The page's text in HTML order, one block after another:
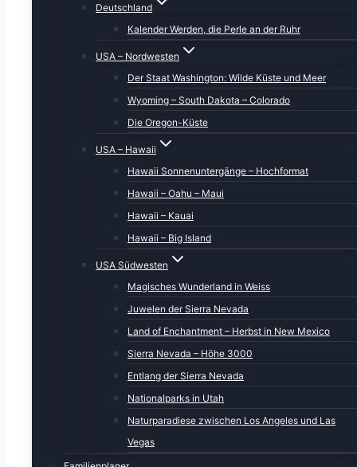
Deutschland
Kalender Werden, die Perle an der Ruhr
USA – Nordwesten
Der Staat Washington: Wilde Küste und Meer
Wyoming – South Dakota – Colorado
Die Oregon-Küste
USA – Hawaii
Hawaii Sonnenuntergänge – Hochformat
Hawaii – Oahu – Maui
Hawaii – Kauai
Hawaii – Big Island
USA Südwesten
Magisches Wunderland in Weiss
Juwelen der Sierra Nevada
Land of Enchantment – Herbst in New Mexico
Sierra Nevada – Höhe 3000
Entlang der Sierra Nevada
Nationalparks in Utah
Naturparadiese zwischen Los Angeles und Las
Vegas
Honaunau Bay
17.05.2016 – Schwimmen mit
Delfinen – auf dem Coffee Belt
18.05.2016 – Kamerashopping –
Anaehoomalu Beach
19.05.2016 – Honaunau Bay,
Miloli’i Beach, Green Sands Beach,
Punalu’u
20.05.2016 – Kahalu’u Beach – Deep
& Beyond.org – Sinkhole
21.05.2016 – Kiholo Bay –
Holoholokai Beach Park – Honokaope
Beach – Ala Kahakai Beach
22.05.2016 – Manini Beach –
Honaunau Bay – Royal Cona Coffee
23.05.2016 – Waimea – Polulu
Valley – Keokea Beach Park –
Kapanai’a Bay – Kauhola Point –
Kapa’a Beach Park
24.05.2016 – Keauhou Bay – Kanaloa
– He’eia Bay – Keikiwa’a Point –